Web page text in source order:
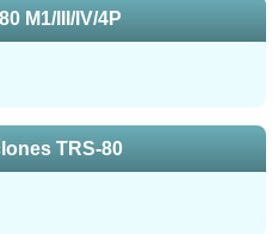
M1/III/IV/4P
TRS-80